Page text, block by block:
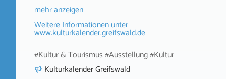
mehr anzeigen
Weitere Informationen unter
www.kulturkalender.greifswald.de
#Kultur & Tourismus #Ausstellung #Kultur
Kulturkalender Greifswald